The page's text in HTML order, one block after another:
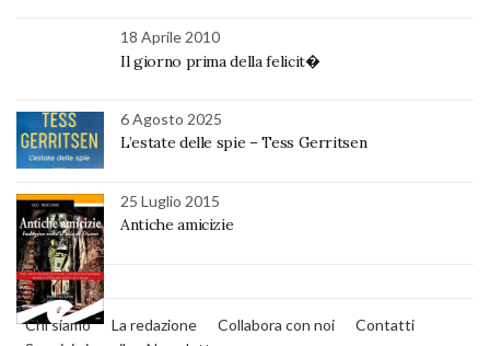
18 Aprile 2010
Il giorno prima della felicit�
6 Agosto 2025
L’estate delle spie – Tess Gerritsen
25 Luglio 2015
Antiche amicizie
Chi siamo La redazione Collabora con noi
Contatti